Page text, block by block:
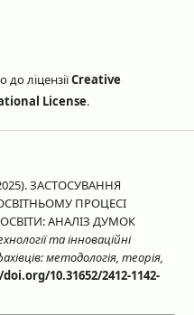
до ліцензіїCreative
License.
ЗАСТОСУВАННЯ
ПРОЦЕСІ
АНАЛІЗ ДУМОК
та інноваційні
методологія, теорія,
10.31652/2412-1142-